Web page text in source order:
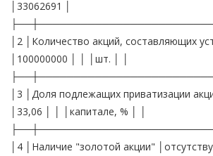
│33062691 │
│2 │Количество акций, составляющих
│100000000 │ │ │шт. │ │
│3 │Доля подлежащих приватизации
│33,06 │ │ │капитале, % │ │
│4 │Наличие "золотой акции"